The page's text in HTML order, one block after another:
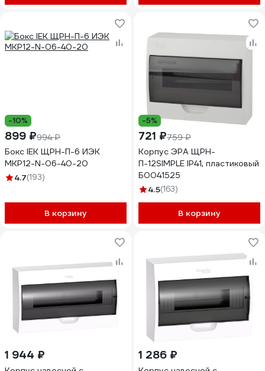
-10%
899 ₽994 ₽
Бокс IEK ЩРН-П-6 ИЭК
MKP12-N-06-40-20
4.7(193)
В корзину
-5%
721 ₽759 ₽
Корпус ЭРА ЩРН-
П-12SIMPLE IP41, пластиковый
Б0041525
4.5(163)
В корзину
1 944 ₽ 1 286 ₽